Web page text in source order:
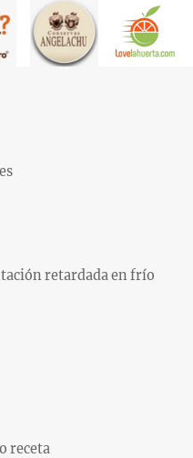
retardada en frío
receta